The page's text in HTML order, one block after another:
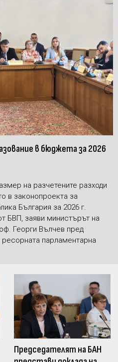
в бюджета за 2026
на разчетените разходи
в законопроекта за
България за 2026 г.
БВП, заяви министърът на
Георги Вълчев пред
ресорната парламентарна
Председателят на БАН